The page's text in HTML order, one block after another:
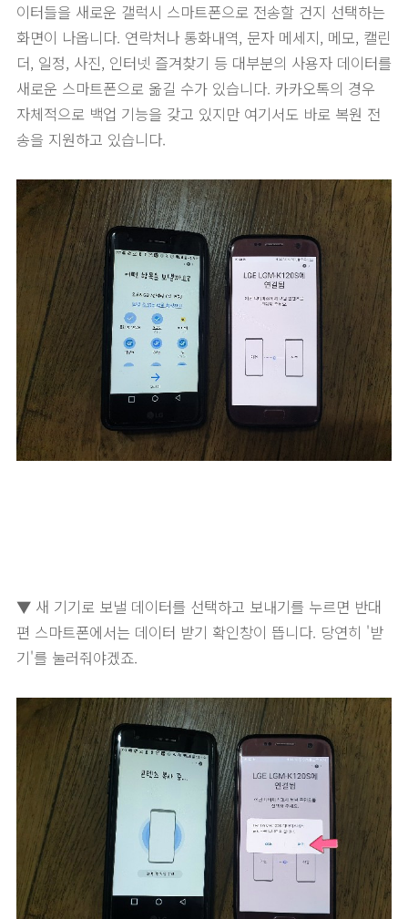
이터들을 새로운 갤럭시 스마트폰으로 전송할 건지 선택하는
화면이 나옵니다. 연락처나 통화내역, 문자 메세지, 메모, 캘린
더, 일정, 사진, 인터넷 즐겨찾기 등 대부분의 사용자 데이터를
새로운 스마트폰으로 옮길 수가 있습니다. 카카오톡의 경우
자체적으로 백업 기능을 갖고 있지만 여기서도 바로 복원 전
송을 지원하고 있습니다.
▼ 새 기기로 보낼 데이터를 선택하고 보내기를 누르면 반대
편 스마트폰에서는 데이터 받기 확인창이 뜹니다. 당연히 '받
기'를 눌러줘야겠죠.